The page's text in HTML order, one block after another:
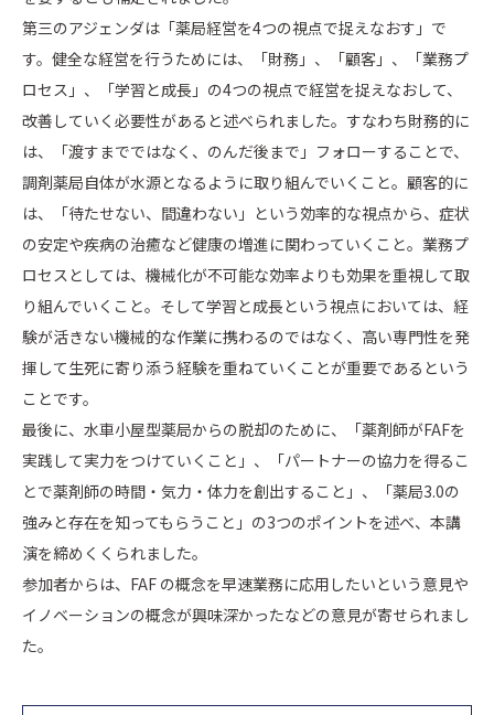
第三のアジェンダは「薬局経営を4つの視点で捉えなおす」で
す。健全な経営を行うためには、「財務」、「顧客」、「業務プ
ロセス」、「学習と成長」の4つの視点で経営を捉えなおして、
改善していく必要性があると述べられました。すなわち財務的に
は、「渡すまでではなく、のんだ後まで」フォローすることで、
調剤薬局自体が水源となるように取り組んでいくこと。顧客的に
は、「待たせない、間違わない」という効率的な視点から、症状
の安定や疾病の治癒など健康の増進に関わっていくこと。業務プ
ロセスとしては、機械化が不可能な効率よりも効果を重視して取
り組んでいくこと。そして学習と成長という視点においては、経
験が活きない機械的な作業に携わるのではなく、高い専門性を発
揮して生死に寄り添う経験を重ねていくことが重要であるという
ことです。
最後に、水車小屋型薬局からの脱却のために、「薬剤師がFAFを
実践して実力をつけていくこと」、「パートナーの協力を得るこ
とで薬剤師の時間・気力・体力を創出すること」、「薬局3.0の
強みと存在を知ってもらうこと」の3つのポイントを述べ、本講
演を締めくくられました。
参加者からは、FAF の概念を早速業務に応用したいという意見や
イノベーションの概念が興味深かったなどの意見が寄せられまし
た。